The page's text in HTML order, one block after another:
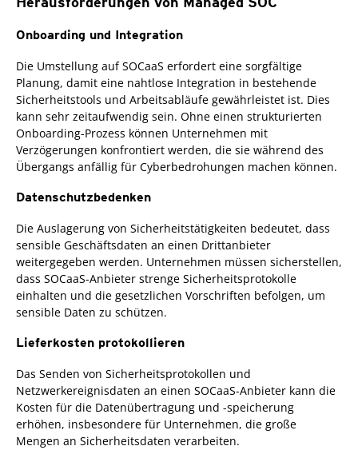
Onboarding und Integration
Die Umstellung auf SOCaaS erfordert eine sorgfältige
Planung, damit eine nahtlose Integration in bestehende
Sicherheitstools und Arbeitsabläufe gewährleistet ist. Dies
kann sehr zeitaufwendig sein. Ohne einen strukturierten
Onboarding-Prozess können Unternehmen mit
Verzögerungen konfrontiert werden, die sie während des
Übergangs anfällig für Cyberbedrohungen machen können.
Datenschutzbedenken
Die Auslagerung von Sicherheitstätigkeiten bedeutet, dass
sensible Geschäftsdaten an einen Drittanbieter
weitergegeben werden. Unternehmen müssen sicherstellen,
dass SOCaaS-Anbieter strenge Sicherheitsprotokolle
einhalten und die gesetzlichen Vorschriften befolgen, um
sensible Daten zu schützen.
Lieferkosten protokollieren
Das Senden von Sicherheitsprotokollen und
Netzwerkereignisdaten an einen SOCaaS-Anbieter kann die
Kosten für die Datenübertragung und -speicherung
erhöhen, insbesondere für Unternehmen, die große
Mengen an Sicherheitsdaten verarbeiten.